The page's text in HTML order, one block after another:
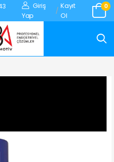
Giriş
Yap
/
Kayıt
Ol
0